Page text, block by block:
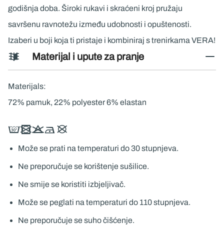
godišnja doba. Široki rukavi i skraćeni kroj pružaju
savršenu ravnotežu između udobnosti i opuštenosti.
Izaberi u boji koja ti pristaje i kombiniraj s trenirkama VERA!
Materijal i upute za pranje
Materijals:
72% pamuk, 22% polyester 6% elastan
Može se prati na temperaturi do 30 stupnjeva.
Ne preporučuje se korištenje sušilice.
Ne smije se koristiti izbjeljivač.
Može se peglati na temperaturi do 110 stupnjeva.
Ne preporučuje se suho čišćenje.